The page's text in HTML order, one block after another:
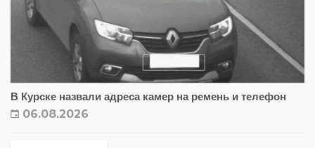
В Курске назвали адреса камер на ремень и телефон
06.08.2026